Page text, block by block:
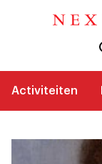
Activiteiten